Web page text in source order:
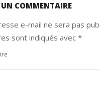
UN COMMENTAIRE
e-mail ne sera pas
sont indiqués avec *